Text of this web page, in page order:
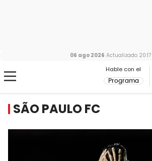
Hable con el
Programa
06 ago 2026 Actualizado 20:17
SÃO PAULO FC